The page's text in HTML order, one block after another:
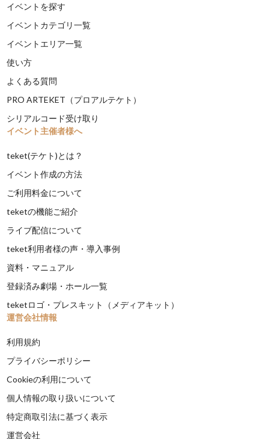
イベントを探す
イベントカテゴリ一覧
イベントエリア一覧
使い方
よくある質問
PRO ARTEKET（プロアルテケト）
シリアルコード受け取り
イベント主催者様へ
teket(テケト)とは？
イベント作成の方法
ご利用料金について
teketの機能ご紹介
ライブ配信について
teket利用者様の声・導入事例
資料・マニュアル
登録済み劇場・ホール一覧
teketロゴ・プレスキット（メディアキット）
運営会社情報
利用規約
プライバシーポリシー
Cookieの利用について
個人情報の取り扱いについて
特定商取引法に基づく表示
運営会社